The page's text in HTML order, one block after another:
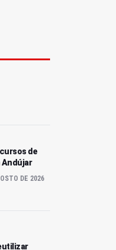
de
Andújar
DE 2026